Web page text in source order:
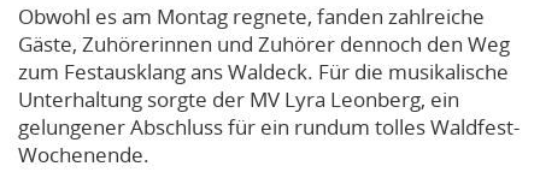
Obwohl es am Montag regnete, fanden zahlreiche
Gäste, Zuhörerinnen und Zuhörer dennoch den Weg
zum Festausklang ans Waldeck. Für die musikalische
Unterhaltung sorgte der MV Lyra Leonberg, ein
gelungener Abschluss für ein rundum tolles Waldfest-
Wochenende.